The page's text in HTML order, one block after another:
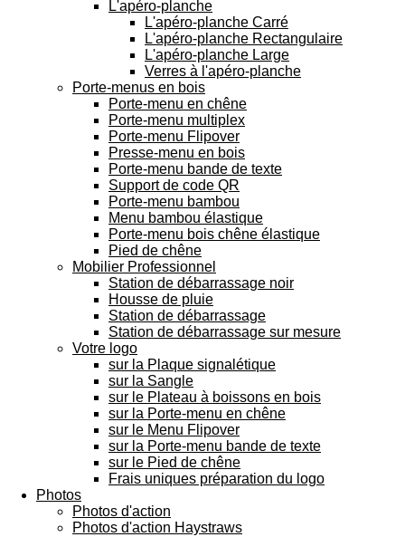
L'apéro-planche
L'apéro-planche Carré
L'apéro-planche Rectangulaire
L'apéro-planche Large
Verres à l'apéro-planche
Porte-menus en bois
Porte-menu en chêne
Porte-menu multiplex
Porte-menu Flipover
Presse-menu en bois
Porte-menu bande de texte
Support de code QR
Porte-menu bambou
Menu bambou élastique
Porte-menu bois chêne élastique
Pied de chêne
Mobilier Professionnel
Station de débarrassage noir
Housse de pluie
Station de débarrassage
Station de débarrassage sur mesure
Votre logo
sur la Plaque signalétique
sur la Sangle
sur le Plateau à boissons en bois
sur la Porte-menu en chêne
sur le Menu Flipover
sur la Porte-menu bande de texte
sur le Pied de chêne
Frais uniques préparation du logo
Photos
Photos d'action
Photos d'action Haystraws